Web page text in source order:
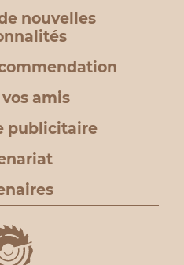
nouvelles
amis
publicitaire